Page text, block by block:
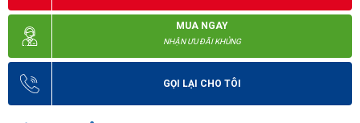
MUA NGAY
NHẬN ƯU ĐÃI KHỦNG
GỌI LẠI CHO TÔI